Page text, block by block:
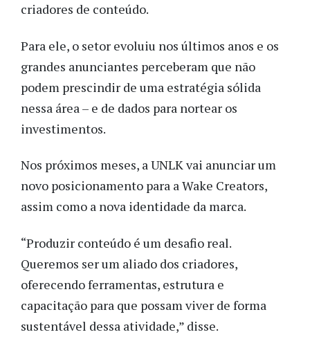
criadores de conteúdo.
Para ele, o setor evoluiu nos últimos anos e os
grandes anunciantes perceberam que não
podem prescindir de uma estratégia sólida
nessa área – e de dados para nortear os
investimentos.
Nos próximos meses, a UNLK vai anunciar um
novo posicionamento para a Wake Creators,
assim como a nova identidade da marca.
“Produzir conteúdo é um desafio real.
Queremos ser um aliado dos criadores,
oferecendo ferramentas, estrutura e
capacitação para que possam viver de forma
sustentável dessa atividade,” disse.